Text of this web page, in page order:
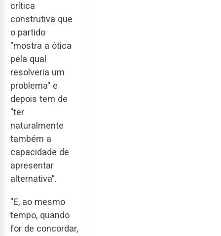
crítica
construtiva que
o partido
"mostra a ótica
pela qual
resolveria um
problema" e
depois tem de
"ter
naturalmente
também a
capacidade de
apresentar
alternativa".
"E, ao mesmo
tempo, quando
for de concordar,